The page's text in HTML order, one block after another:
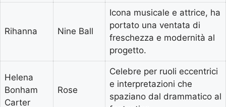
Rihanna Nine Ball
Icona musicale e attrice, ha
portato una ventata di
freschezza e modernità al
progetto.
Helena
Bonham
Carter
Rose
Celebre per ruoli eccentrici
e interpretazioni che
spaziano dal drammatico al